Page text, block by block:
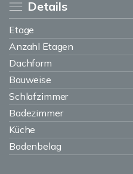
Details
Etage
Anzahl Etagen
Dachform
Bauweise
Schlafzimmer
Badezimmer
Küche
Bodenbelag